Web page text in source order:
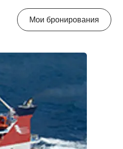
Мои бронирования